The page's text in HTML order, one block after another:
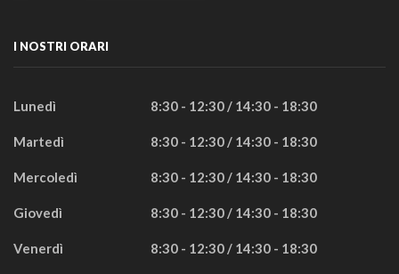
I NOSTRI ORARI
Lunedì 8:30 - 12:30 / 14:30 - 18:30
Martedì 8:30 - 12:30 / 14:30 - 18:30
Mercoledì 8:30 - 12:30 / 14:30 - 18:30
Giovedì 8:30 - 12:30 / 14:30 - 18:30
Venerdì 8:30 - 12:30 / 14:30 - 18:30